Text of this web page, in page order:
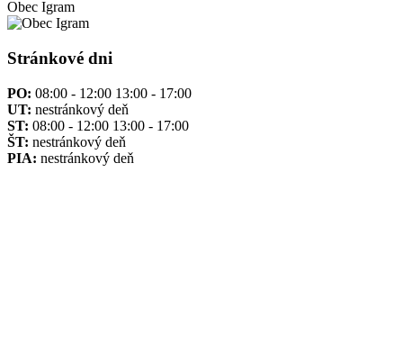
Obec Igram
Stránkové dni
PO: 08:00 - 12:00 13:00 - 17:00
UT: nestránkový deň
ST: 08:00 - 12:00 13:00 - 17:00
ŠT: nestránkový deň
PIA: nestránkový deň